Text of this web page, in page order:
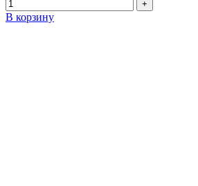
В корзину